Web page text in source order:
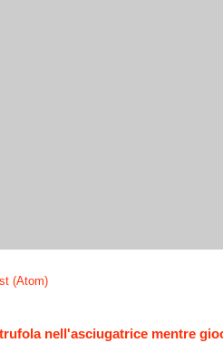
(Atom)
nell'asciugatrice mentre